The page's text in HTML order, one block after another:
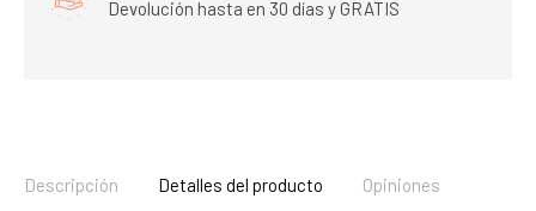
Devolución hasta en 30 días y GRATIS
Descripción Detalles del producto Opiniones